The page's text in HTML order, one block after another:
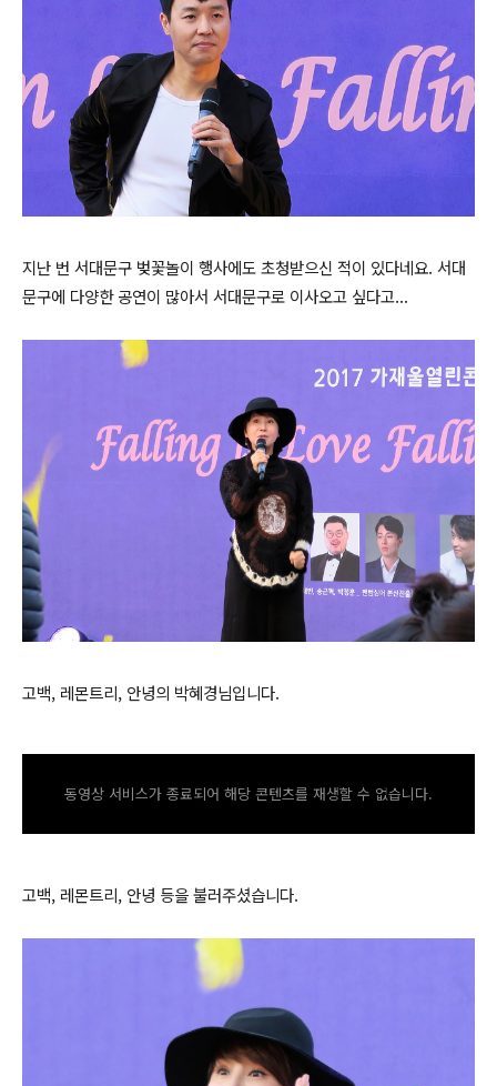
지난 번 서대문구 벚꽃놀이 행사에도 초청받으신 적이 있다네요. 서대
문구에 다양한 공연이 많아서 서대문구로 이사오고 싶다고...
고백, 레몬트리, 안녕의 박혜경님입니다.
동영상 서비스가 종료되어 해당 콘텐츠를 재생할 수 없습니다.
고백, 레몬트리, 안녕 등을 불러주셨습니다.